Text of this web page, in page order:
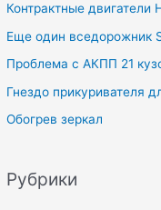
Контрактные двигатели
Еще один вседорожник
Проблема с АКПП 21
Гнездо прикуривателя
Обогрев зеркал
Рубрики